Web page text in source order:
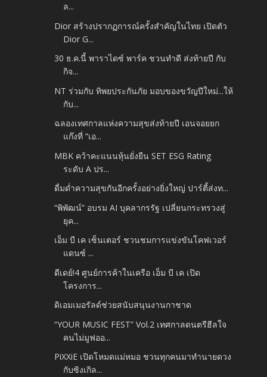
ล...
Dior สร้างปรากฏการณ์ครั้งสำคัญในไทย เปิดตัว
Dior G...
30 ธ.ค.นี้ พาราไดซ์ พาร์ค ชวนทำดี ส่งท้ายปี กับ
กิจ...
NT ร่วมกับ ทิพยประกันภัย มอบของขวัญปีใหม่...ให้
กับ...
ฉลองเทศกาลแห่งความสุขส่งท้ายปี เอนจอยยก
แก๊งที่ “เอ...
MBK คว้าคะแนนหุ้นยั่งยืน SET ESG Rating
ระดับ A ปร...
ดื่มด่ำความสุขกันอีกครั้งอย่างยิ่งใหญ่ ปาร์ตี้ส่งท...
“พิพัฒน์” อบรม AI บุคลากรรัฐ เปลี่ยนกระทรวงสู่
ยุค...
เอ็ม บี เค เซ็นเตอร์ ชวนชมการแข่งขันโคฟเวอร์
แดนซ์ ...
ดีเดย์!4 ศูนย์การค้าในเครือ เอ็ม บี เค เปิด
โครงการ...
ดิเอมเมอรัลด์ช่วยสนับสนุนงานกาชาด
“YOUR MUSIC FEST” Vol.2 เทศกาลดนตรีฮีลใจ
คนไม่มูฟออ...
PiXXiE เปิดโหมดแม่หมอ ชวนทุกคนมาทำนายดวง
กับซิงเกิล...